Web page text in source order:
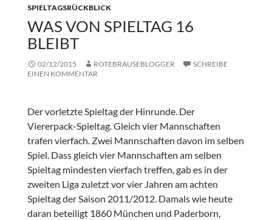
SPIELTAGSRÜCKBLICK
WAS VON SPIELTAG 16
BLEIBT
02/12/2015 ROTEBRAUSEBLOGGER
SCHREIBE
EINEN KOMMENTAR
Der vorletzte Spieltag der Hinrunde. Der
Viererpack-Spieltag. Gleich vier Mannschaften
trafen vierfach. Zwei Mannschaften davon im selben
Spiel. Dass gleich vier Mannschaften am selben
Spieltag mindesten vierfach treffen, gab es in der
zweiten Liga zuletzt vor vier Jahren am achten
Spieltag der Saison 2011/2012. Damals wie heute
daran beteiligt 1860 München und Paderborn,